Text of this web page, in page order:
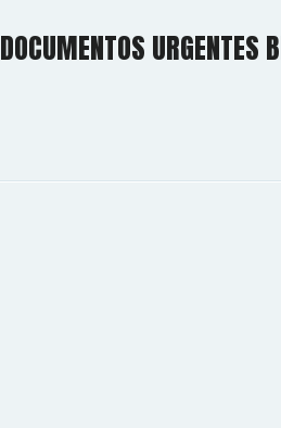
DOCUMENTOS URGENTES